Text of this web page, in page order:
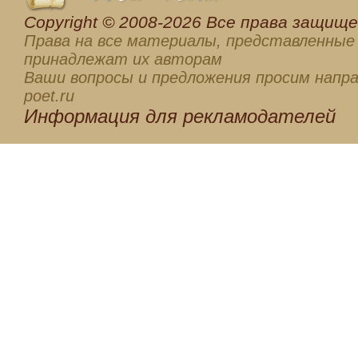
Сopyright © 2008-2026 Все права
Права на все материалы, представленные
принадлежат их авторам
Ваши вопросы и предложения просим
poet.ru
Информация для рекламодателей